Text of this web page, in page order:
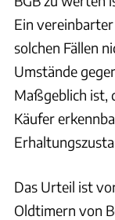
Ein
solchen Fällen
Umstände
Maßgeblich ist,
Käufer
Das Urteil ist
Oldtimern von